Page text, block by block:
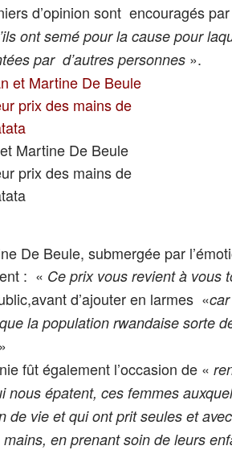
d’opinion sont encouragés
ont semé pour la cause pour
par d’autres personnes».
Martine De Beule
prix des mains de
De Beule, submergée par
: « Ce prix vous revient à vous
d’ajouter en larmes «
la population rwandaise sorte
»
fût également l’occasion de «
nous épatent, ces femmes
de vie et qui ont prit seules et
en prenant soin de leurs